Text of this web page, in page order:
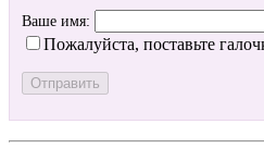
Ваше имя:
Пожалуйста, поставьте